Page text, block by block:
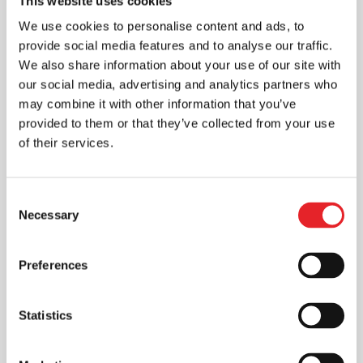
We use cookies to personalise content and ads, to
provide social media features and to analyse our traffic.
We also share information about your use of our site with
our social media, advertising and analytics partners who
may combine it with other information that you’ve
provided to them or that they’ve collected from your use
of their services.
Selection
Necessary
Preferences
Statistics
vartotojus ir sukurti ilgalaikius
santykius
Rinkodara
Skaitmeninė rinkodara - vienas iš
veiksmingų būdų pristatyti reklamuojama
produkciją, kuri pasiekia vartotojus. Ji
dažnu atveju gali būti pigesnė...